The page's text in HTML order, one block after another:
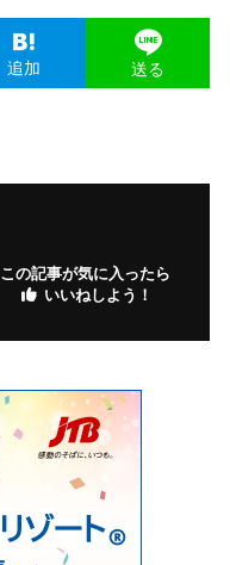
追加 送る
この記事が気に入ったら
いいねしよう！